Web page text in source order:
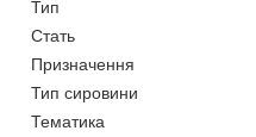
Тип
Стать
Призначення
Тип сировини
Тематика